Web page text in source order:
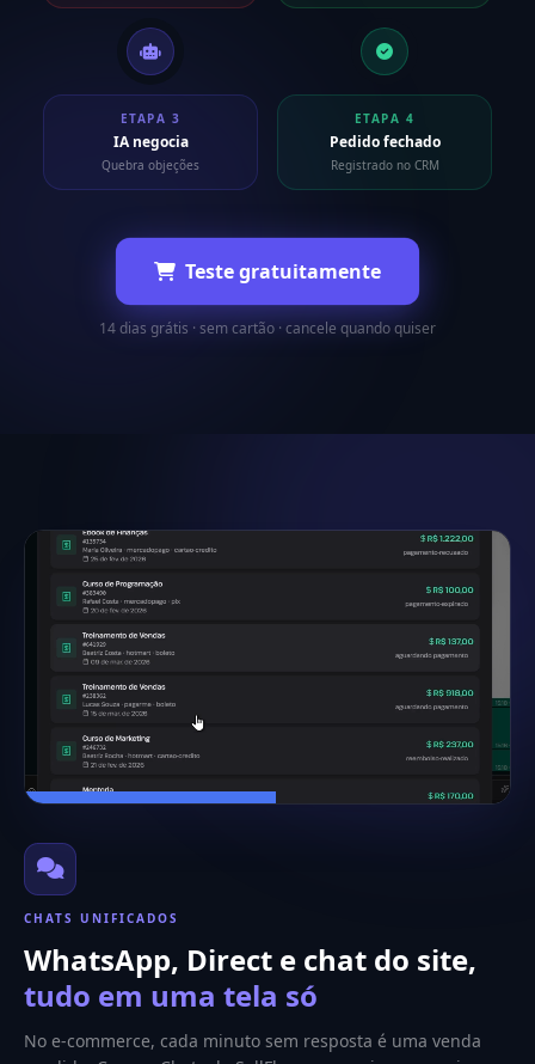
ETAPA 3
IA negocia
Quebra objeções
ETAPA 4
Pedido fechado
Registrado no CRM
Teste gratuitamente
14 dias grátis · sem cartão · cancele quando quiser
CHATS UNIFICADOS
WhatsApp, Direct e chat do site,
tudo em uma tela só
No e-commerce, cada minuto sem resposta é uma venda